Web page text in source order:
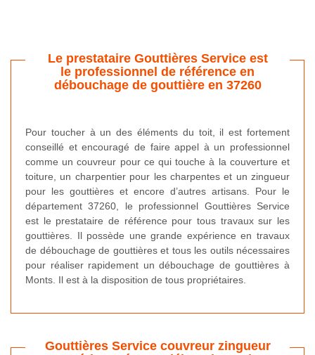
Le prestataire Gouttières Service est
le professionnel de référence en
débouchage de gouttière en 37260
Pour toucher à un des éléments du toit, il est fortement
conseillé et encouragé de faire appel à un professionnel
comme un couvreur pour ce qui touche à la couverture et
toiture, un charpentier pour les charpentes et un zingueur
pour les gouttières et encore d’autres artisans. Pour le
département 37260, le professionnel Gouttières Service
est le prestataire de référence pour tous travaux sur les
gouttières. Il possède une grande expérience en travaux
de débouchage de gouttières et tous les outils nécessaires
pour réaliser rapidement un débouchage de gouttières à
Monts. Il est à la disposition de tous propriétaires.
Gouttières Service couvreur zingueur